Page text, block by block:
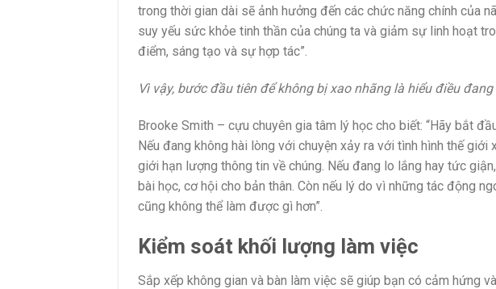
trong thời gian dài sẽ ảnh hưởng đến các chức năng chính của
suy yếu sức khỏe tinh thần của chúng ta và giảm sự linh hoạt
điểm, sáng tạo và sự hợp tác”.
Vì vậy, bước đầu tiên để không bị xao nhãng là hiểu điều
Brooke Smith – cựu chuyên gia tâm lý học cho biết: “Hãy bắt
Nếu đang không hài lòng với chuyện xảy ra với tình hình thế giới
giới hạn lượng thông tin về chúng. Nếu đang lo lắng hay tức
bài học, cơ hội cho bản thân. Còn nếu lý do vì những tác động
cũng không thể làm được gì hơn”.
Kiểm soát khối lượng làm việc
Sắp xếp không gian và bàn làm việc sẽ giúp bạn có cảm hứng